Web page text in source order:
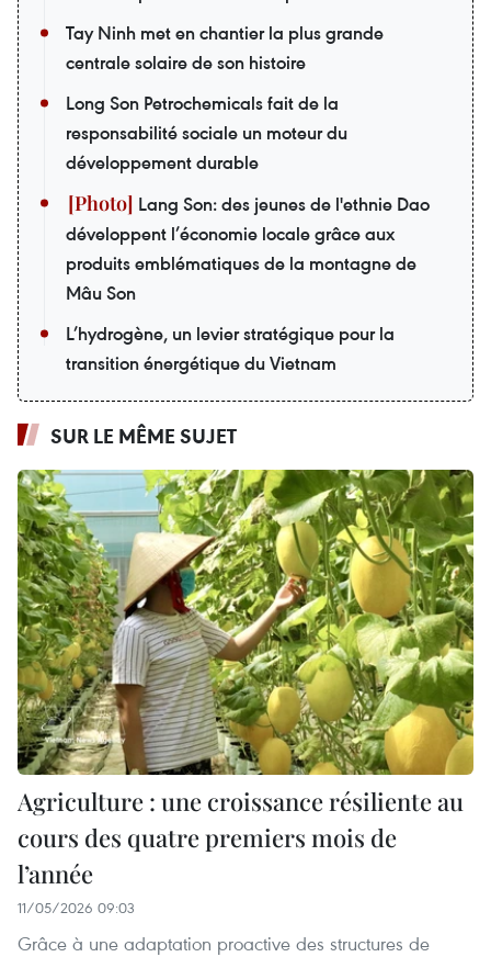
Tay Ninh met en chantier la plus grande
centrale solaire de son histoire
Long Son Petrochemicals fait de la
responsabilité sociale un moteur du
développement durable
Lang Son: des jeunes de l'ethnie Dao
développent l’économie locale grâce aux
produits emblématiques de la montagne de
Mâu Son
L’hydrogène, un levier stratégique pour la
transition énergétique du Vietnam
SUR LE MÊME SUJET
Agriculture : une croissance résiliente au
cours des quatre premiers mois de
l’année
11/05/2026 09:03
Grâce à une adaptation proactive des structures de